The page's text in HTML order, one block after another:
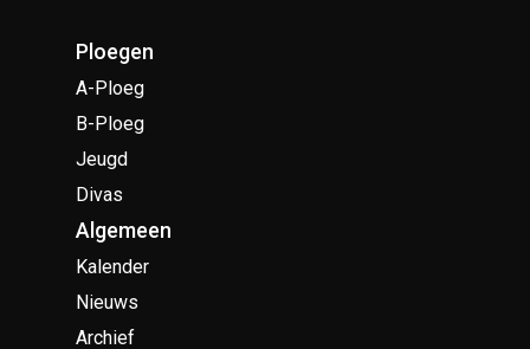
Ploegen
A-Ploeg
B-Ploeg
Jeugd
Divas
Algemeen
Kalender
Nieuws
Archief